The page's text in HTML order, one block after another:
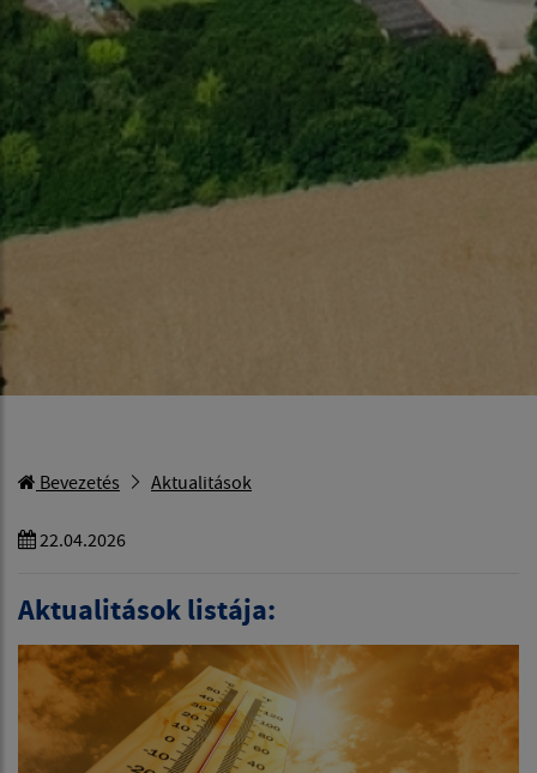
Bevezetés Aktualitások
22.04.2026
Aktualitások listája: